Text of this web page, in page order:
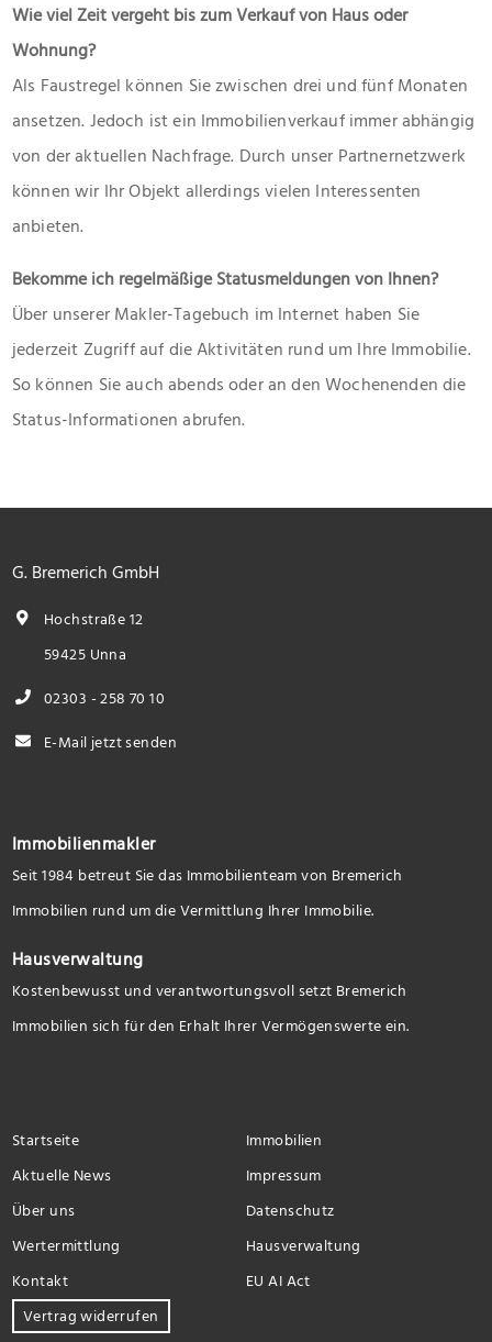
Wie viel Zeit vergeht bis zum Verkauf von Haus oder
Wohnung?
Als Faustregel können Sie zwischen drei und fünf Monaten
ansetzen. Jedoch ist ein Immobilienverkauf immer abhängig
von der aktuellen Nachfrage. Durch unser Partnernetzwerk
können wir Ihr Objekt allerdings vielen Interessenten
anbieten.
Bekomme ich regelmäßige Statusmeldungen von Ihnen?
Über unserer Makler-Tagebuch im Internet haben Sie
jederzeit Zugriff auf die Aktivitäten rund um Ihre Immobilie.
So können Sie auch abends oder an den Wochenenden die
Status-Informationen abrufen.
G. Bremerich GmbH
Hochstraße 12
59425 Unna
02303 - 258 70 10
E-Mail jetzt senden
Immobilienmakler
Seit 1984 betreut Sie das Immobilienteam von Bremerich
Immobilien rund um die Vermittlung Ihrer Immobilie.
Hausverwaltung
Kostenbewusst und verantwortungsvoll setzt Bremerich
Immobilien sich für den Erhalt Ihrer Vermögenswerte ein.
Startseite
Immobilien
Aktuelle News
Impressum
Über uns
Datenschutz
Wertermittlung
Hausverwaltung
Kontakt
EU AI Act
Vertrag widerrufen